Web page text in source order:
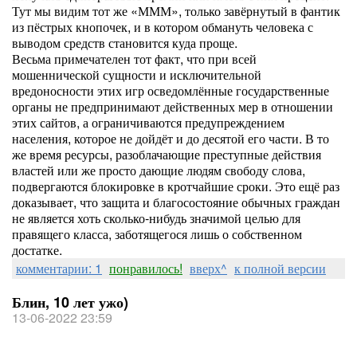
Тут мы видим тот же «МММ», только завёрнутый в фантик
из пёстрых кнопочек, и в котором обмануть человека с
выводом средств становится куда проще.
Весьма примечателен тот факт, что при всей
мошеннической сущности и исключительной
вредоносности этих игр осведомлённые государственные
органы не предпринимают действенных мер в отношении
этих сайтов, а ограничиваются предупреждением
населения, которое не дойдёт и до десятой его части. В то
же время ресурсы, разоблачающие преступные действия
властей или же просто дающие людям свободу слова,
подвергаются блокировке в кротчайшие сроки. Это ещё раз
доказывает, что защита и благосостояние обычных граждан
не является хоть сколько-нибудь значимой целью для
правящего класса, заботящегося лишь о собственном
достатке.
комментарии: 1 понравилось! вверх^ к полной версии
Блин, 10 лет ужо)
13-06-2022 23:59